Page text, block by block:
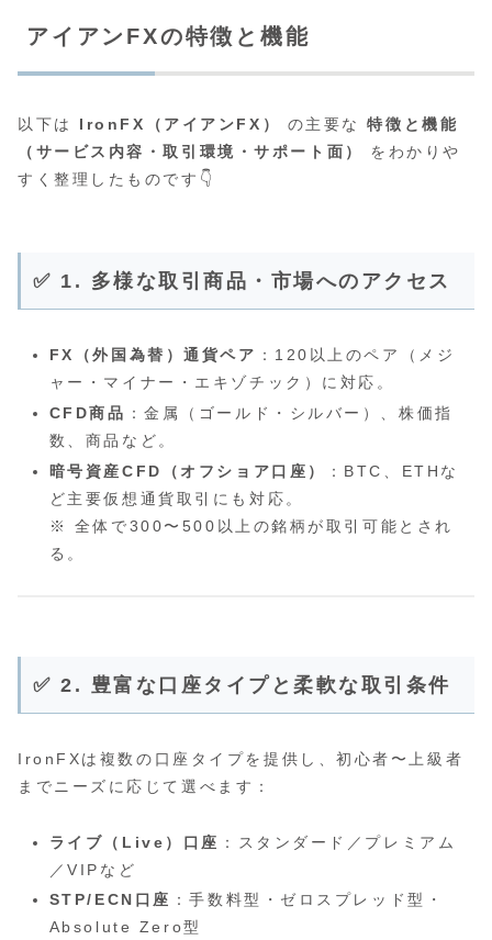
アイアンFXの特徴と機能
以下は IronFX（アイアンFX） の主要な特徴と機能
（サービス内容・取引環境・サポート面）
をわかりや
すく整理したものです👇
✅ 1. 多様な取引商品・市場へのアクセス
FX（外国為替）通貨ペア ：120以上のペア（メジ
ャー・マイナー・エキゾチック）に対応。
CFD商品 ：金属（ゴールド・シルバー）、株価指
数、商品など。
暗号資産CFD（オフショア口座）
：BTC、ETHな
ど主要仮想通貨取引にも対応。
※ 全体で300〜500以上の銘柄が取引可能とされ
る。
✅ 2. 豊富な口座タイプと柔軟な取引条件
IronFXは複数の口座タイプを提供し、初心者〜上級者
までニーズに応じて選べます：
ライブ（Live）口座 ：スタンダード／プレミアム
／VIPなど
STP/ECN口座 ：手数料型・ゼロスプレッド型・
Absolute Zero型